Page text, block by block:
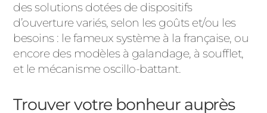
des solutions dotées de dispositifs
d’ouverture variés, selon les goûts et/ou les
besoins : le fameux système à la française, ou
encore des modèles à galandage, à soufflet,
et le mécanisme oscillo-battant.
Trouver votre bonheur auprès